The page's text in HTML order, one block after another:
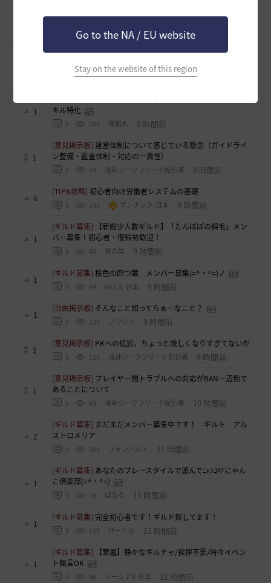
Go to the NA / EU website
Stay on the website of this region
回リセットされる問題について
74 浅井ジークフリード配信者 6 時間前
[意見掲示板]HYPERBOOSTの「AD750を目指そう」という
呼びかけと、実際の難易度のギャップについて
97 浅井ジークフリード配信者 7 時間前
1
キル特化
0 105 夜狐丸 8 時間前
1
[意見掲示板]運営体制について感じている懸念（ガイドライ
ン整備・監査体制・対応の一貫性）
0 84 浅井ジークフリード配信者 8 時間前
6
[TIP&攻略]初心者向け労働者システムの基礎
0 147 ザンナック-日本 9 時間前
1
[ギルド募集]
【新設少人数ギルド】「たんぽぽの綿毛」メン
バー募集！初心者・復帰勢歓迎！
0 80 鼠の巣 9 時間前
1
[ギルド募集]桜色の四つ葉 メンバー募集(=^・^=)ノ
0 64 VAZ光-日本 9 時間前
1
[自由掲示板] そんなこと知ってらぁ…なこと？
0 134 ノウワン 9 時間前
2
[意見掲示板] PKへの処罰、ちょっと厳しくなりすぎてないか
1 114 浅井ジークフリード配信者 9 時間前
1
[意見掲示板] プレイヤー間トラブルへの対応がBAN一辺倒で
あることについて
0 93 浅井ジークフリード配信者 10 時間前
2
[ギルド募集] まだまだメンバー募集中です！ ギルド アル
ストロメリア
0 103 フォンバルト 11 時間前
1
[ギルド募集] あなたのプレースタイルで遊んでﾆｬﾝｺ💛にゃん
こ倶楽部(=^・^=)
0 78 ぱるる 11 時間前
1
[ギルド募集] 完全初心者です！ギルド探してます！
1 115 けーとら 12 時間前
1
[ギルド募集]
【華嵐】静かなギルチャ/挨拶不要/時々イベン
ト無言OK
0 96 リーシアR-日本 12 時間前